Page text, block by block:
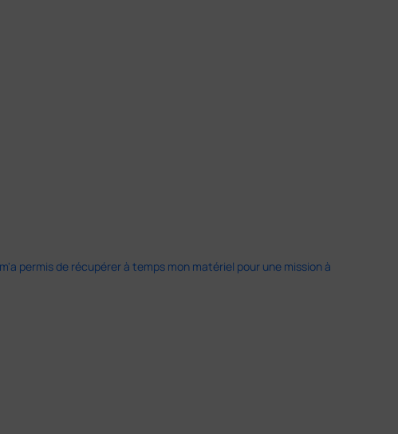
permis de récupérer à temps mon matériel pour une mission à